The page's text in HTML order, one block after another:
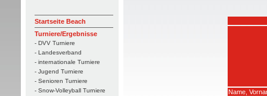
Startseite Beach
Turniere/Ergebnisse
- DVV Turniere
- Landesverband
- internationale Turniere
- Jugend Turniere
- Senioren Turniere
- Snow-Volleyball Turniere
Name,